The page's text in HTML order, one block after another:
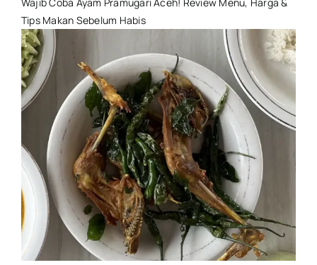
Tips Makan Sebelum Habis